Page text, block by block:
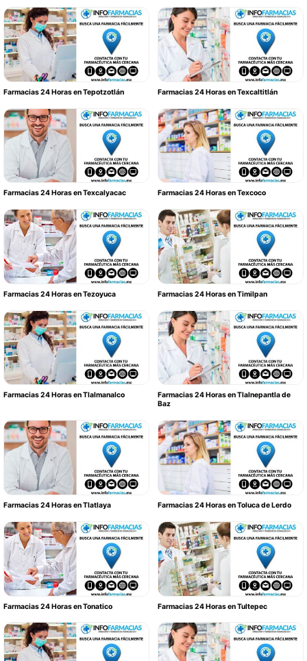
Farmacias 24 Horas en Tepotzotlán Farmacias 24 Horas en Texcaltitlán
Farmacias 24 Horas en Texcalyacac Farmacias 24 Horas en Texcoco
Farmacias 24 Horas en Tezoyuca Farmacias 24 Horas en Timilpan
Farmacias 24 Horas en Tlalmanalco
Farmacias 24 Horas en Tlalnepantla de
Baz
Farmacias 24 Horas en Tlatlaya Farmacias 24 Horas en Toluca de Lerdo
Farmacias 24 Horas en Tonatico Farmacias 24 Horas en Tultepec